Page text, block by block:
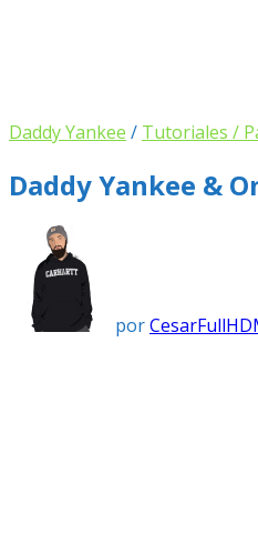
Daddy Yankee / Tutoriales /
Daddy Yankee &
por